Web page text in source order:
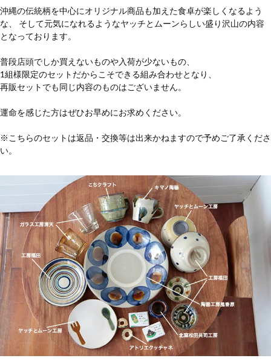
沖縄の伝統柄を中心にオリジナル商品も加えた食卓が楽しくなるよう
な、 そして元気になれるようなヤッチとムーンらしい盛り沢山の内容
となっております。
普段店頭でしか買えないものや入荷が少ないもの、
1組様限定のセットだからこそできる組み合わせとなり、
再販セットでも同じ内容のものはございません。
運命を感じた方はぜひお早めにお求めください。
※こちらのセットは返品・交換等は出来かねますので予めご了承くださ
い。